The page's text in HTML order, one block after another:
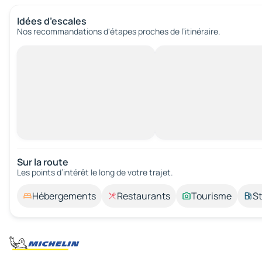
Idées d’escales
Nos recommandations d'étapes proches de l’itinéraire.
Sur la route
Les points d’intérêt le long de votre trajet.
Hébergements Restaurants Tourisme